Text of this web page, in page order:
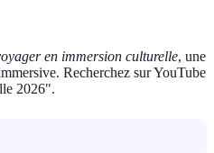
en immersion culturelle, une
Recherchez sur YouTube
2026".